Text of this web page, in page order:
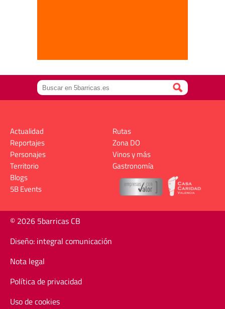
Actualidad
Reportajes
Personajes
Territorio
Rutas
Zona DO
Vinos y más
Gastronomía
Blogs
5B Events
© 2026 5barricas CB
Diseño: integral comunicación
Nota legal
Política de privacidad
Uso de cookies